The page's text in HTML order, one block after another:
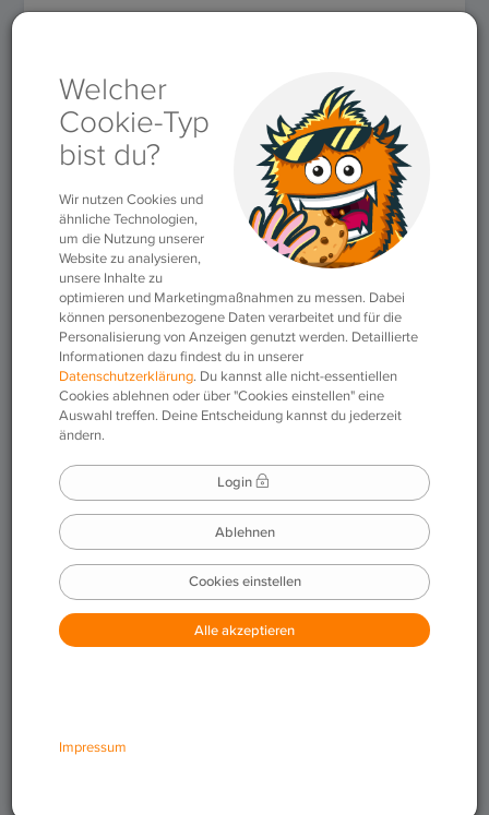
Rubriken»Fakten der Sprache
Die vier Fälle: Der Kasus
im Deutschen
Die vier Fälle: Der
Kasus im Deutschen
17.06.2015|Fakten der Sprache
Vokabeln
& Grammatik
Nominativ, Genitiv,